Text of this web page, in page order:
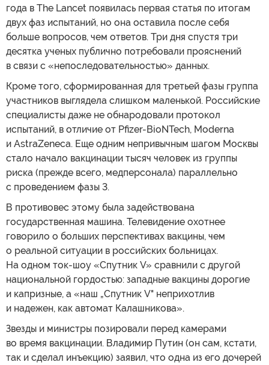
года в The Lancet появилась первая статья по итогам
двух фаз испытаний, но она оставила после себя
больше вопросов, чем ответов. Три дня спустя три
десятка ученых публично потребовали прояснений
в связи с «непоследовательностью» данных.
Кроме того, сформированная для третьей фазы группа
участников выглядела слишком маленькой. Российские
специалисты даже не обнародовали протокол
испытаний, в отличие от Pfizer-BioNTech, Moderna
и AstraZeneca. Еще одним непривычным шагом Москвы
стало начало вакцинации тысяч человек из группы
риска (прежде всего, медперсонала) параллельно
с проведением фазы 3.
В противовес этому была задействована
государственная машина. Телевидение охотнее
говорило о больших перспективах вакцины, чем
о реальной ситуации в российских больницах.
На одном ток-шоу «Спутник V» сравнили с другой
национальной гордостью: западные вакцины дорогие
и капризные, а «наш „Спутник V" неприхотлив
и надежен, как автомат Калашникова».
Звезды и министры позировали перед камерами
во время вакцинации. Владимир Путин (он сам, кстати,
так и сделал инъекцию) заявил, что одна из его дочерей